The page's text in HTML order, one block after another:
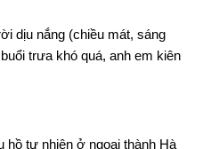
dịu nắng (chiều mát, sáng
trưa khó quá, anh em kiên
hồ tự nhiên ở ngoại thành Hà